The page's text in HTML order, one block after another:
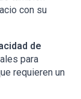
con su
de
para
requieren un